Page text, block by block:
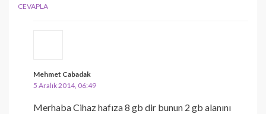
CEVAPLA
Mehmet Cabadak
5 Aralık 2014, 06:49
Merhaba Cihaz hafıza 8 gb dir bunun 2 gb alanını